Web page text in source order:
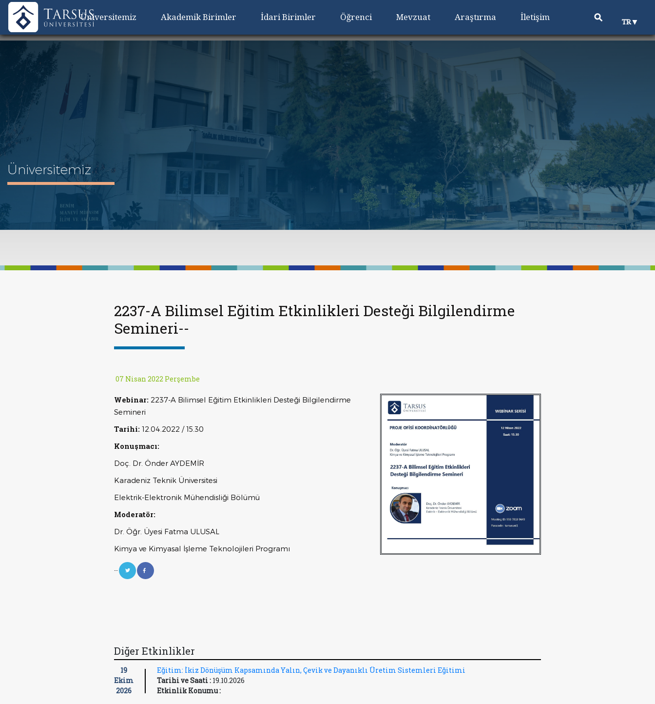
Üniversitemiz Akademik Birimler İdari Birimler Öğrenci Mevzuat Araştırma İletişim ⚲ TR▼
Üniversitemiz
2237-A Bilimsel Eğitim Etkinlikleri Desteği Bilgilendirme
Semineri--
07 Nisan 2022 Perşembe
Webinar: 2237-A Bilimsel Eğitim Etkinlikleri Desteği Bilgilendirme
Semineri
Tarihi: 12.04.2022 / 15.30
Konuşmacı:
Doç. Dr. Önder AYDEMİR
Karadeniz Teknik Üniversitesi
Elektrik-Elektronik Mühendisliği Bölümü
Moderatör:
Dr. Öğr. Üyesi Fatma ULUSAL
Kimya ve Kimyasal İşleme Teknolojileri Programı
--
Diğer Etkinlikler
19
Ekim
2026
Eğitim: İkiz Dönüşüm Kapsamında Yalın, Çevik ve Dayanıklı Üretim Sistemleri Eğitimi
Tarihi ve Saati : 19.10.2026
Etkinlik Konumu :